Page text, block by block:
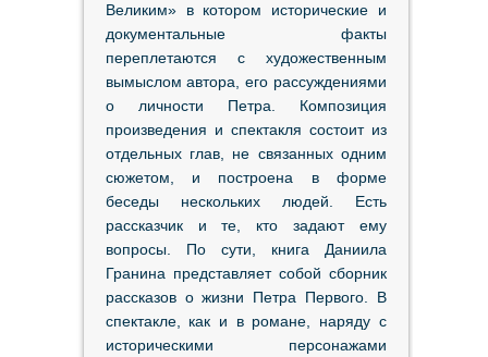
Великим» в котором исторические и
документальные факты
переплетаются с художественным
вымыслом автора, его рассуждениями
о личности Петра. Композиция
произведения и спектакля состоит из
отдельных глав, не связанных одним
сюжетом, и построена в форме
беседы нескольких людей. Есть
рассказчик и те, кто задают ему
вопросы. По сути, книга Даниила
Гранина представляет собой сборник
рассказов о жизни Петра Первого. В
спектакле, как и в романе, наряду с
историческими персонажами